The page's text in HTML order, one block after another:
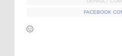
FACEBOOK